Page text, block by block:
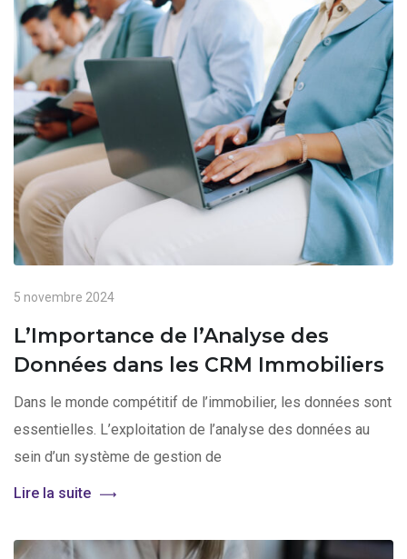
5 novembre 2024
L’Importance de l’Analyse des
Données dans les CRM Immobiliers
Dans le monde compétitif de l’immobilier, les données sont
essentielles. L’exploitation de l’analyse des données au
sein d’un système de gestion de
Lire la suite